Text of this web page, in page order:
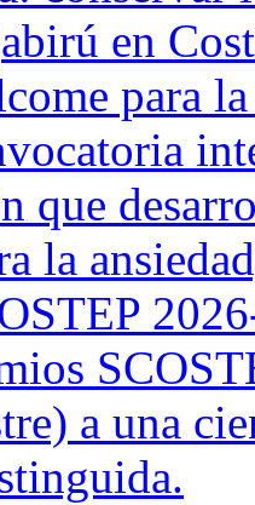
en
para
que
la
a una